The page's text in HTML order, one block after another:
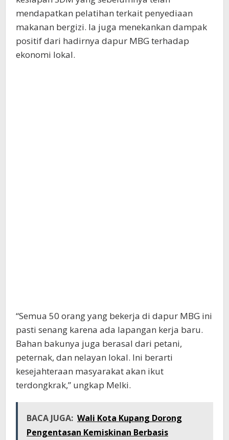
mendapatkan pelatihan terkait penyediaan
makanan bergizi. Ia juga menekankan dampak
positif dari hadirnya dapur MBG terhadap
ekonomi lokal.
“Semua 50 orang yang bekerja di dapur MBG ini
pasti senang karena ada lapangan kerja baru.
Bahan bakunya juga berasal dari petani,
peternak, dan nelayan lokal. Ini berarti
kesejahteraan masyarakat akan ikut
terdongkrak,” ungkap Melki.
BACA JUGA: Wali Kota Kupang Dorong
Pengentasan Kemiskinan Berbasis